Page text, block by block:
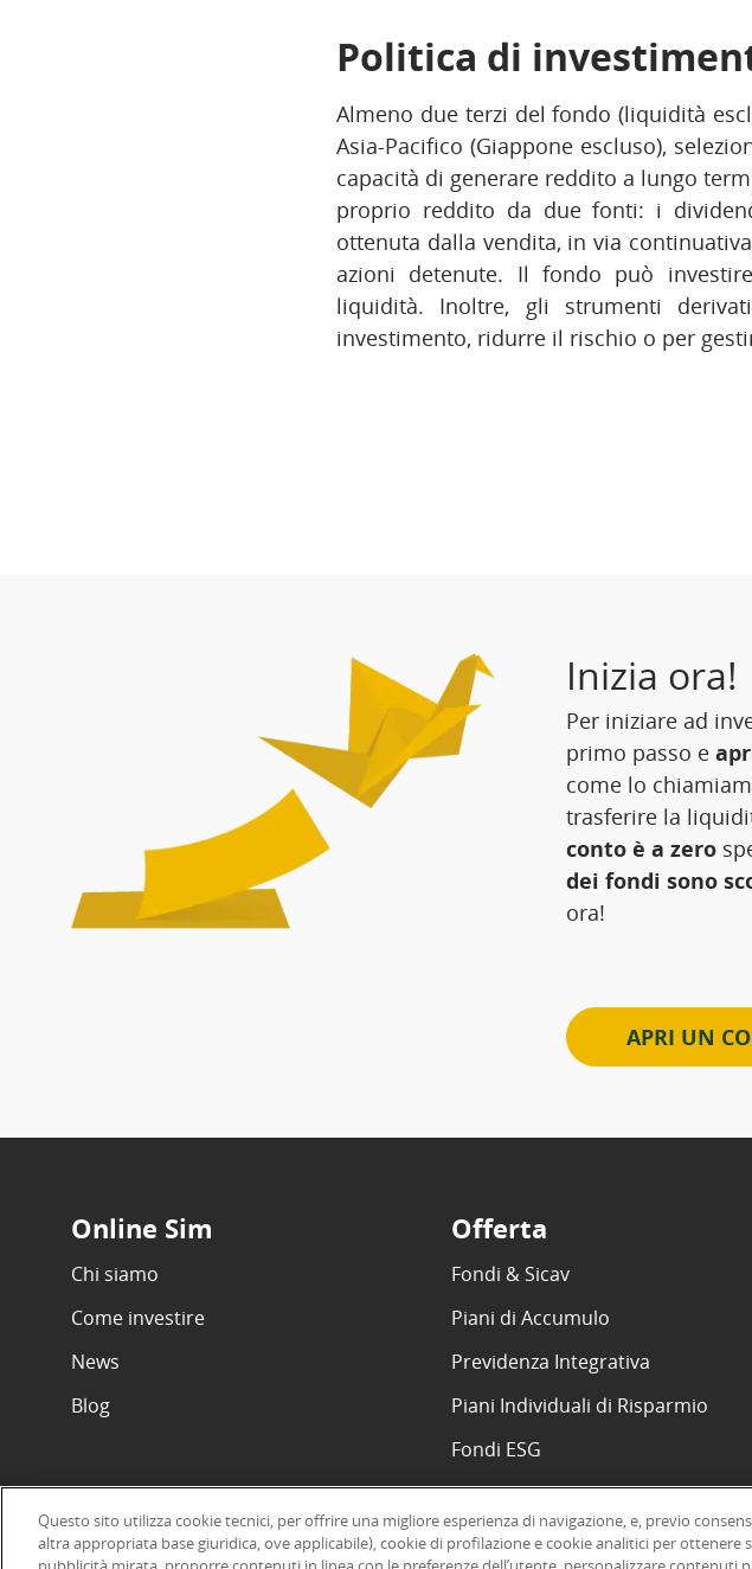
Politica di
Almeno due terzi del fondo (liquidità
Asia-Pacifico (Giappone escluso),
capacità di generare reddito a lungo
proprio reddito da due fonti: i
ottenuta dalla vendita, in via
azioni detenute. Il fondo può
liquidità. Inoltre, gli strumenti
investimento, ridurre il rischio o per
Inizia ora!
Per iniziare ad
primo passo e
come lo
trasferire la
conto è a zero
dei fondi sono
ora!
APRI UN
Online Sim
Chi siamo
Come investire
News
Blog
Offerta
Fondi & Sicav
Piani di Accumulo
Previdenza Integrativa
Piani Individuali di Risparmio
Fondi ESG
Questo sito utilizza cookie tecnici, per offrire una migliore esperienza di navigazione, e, previo
altra appropriata base giuridica, ove applicabile), cookie di profilazione e cookie analitici per ottenere